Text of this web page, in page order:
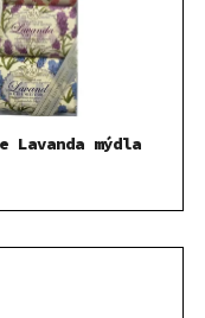
Lavanda mýdla